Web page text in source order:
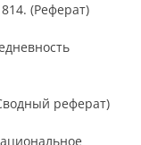
(Реферат)
реферат)